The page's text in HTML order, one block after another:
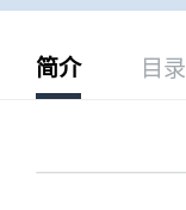
简介 目录